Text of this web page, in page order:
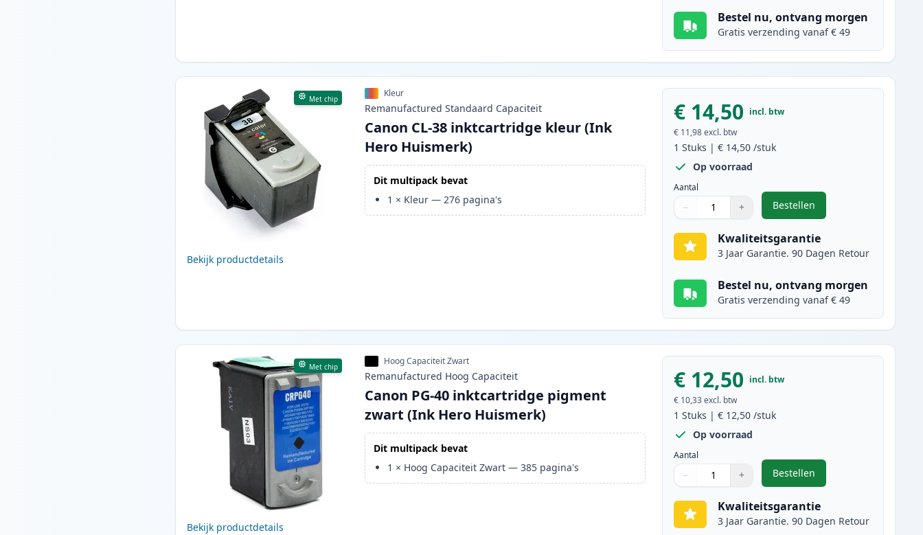
Bestel nu, ontvang morgen
Gratis verzending vanaf € 49
Met chip
Bekijk productdetails
Kleur
Remanufactured Standaard Capaciteit
Canon CL-38 inktcartridge kleur (Ink
Hero Huismerk)
Dit multipack bevat
1 × Kleur —276 pagina's
€ 14,50 incl. btw
€ 11,98 excl. btw
1 Stuks |€ 14,50 /stuk
Op voorraad
Aantal
Aantal
Gebruik de knoppen om aan te passen
− +
Aantal 1
Bestellen
,Canon CL-38
Kwaliteitsgarantie
3 Jaar Garantie. 90 Dagen Retour
Bestel nu, ontvang morgen
Gratis verzending vanaf € 49
Met chip
Bekijk productdetails
Hoog Capaciteit Zwart
Remanufactured Hoog Capaciteit
Canon PG-40 inktcartridge pigment
zwart (Ink Hero Huismerk)
Dit multipack bevat
1 × Hoog Capaciteit Zwart —385 pagina's
€ 12,50 incl. btw
€ 10,33 excl. btw
1 Stuks |€ 12,50 /stuk
Op voorraad
Aantal
Aantal
Gebruik de knoppen om aan te passen
− +
Aantal 1
Bestellen
,Canon PG-40
Kwaliteitsgarantie
3 Jaar Garantie. 90 Dagen Retour